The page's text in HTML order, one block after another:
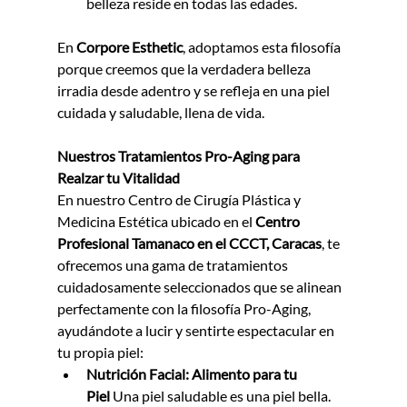
belleza reside en todas las edades.
En Corpore Esthetic, adoptamos esta filosofía
porque creemos que la verdadera belleza
irradia desde adentro y se refleja en una piel
cuidada y saludable, llena de vida.
Nuestros Tratamientos Pro-Aging para
Realzar tu Vitalidad
En nuestro Centro de Cirugía Plástica y
Medicina Estética ubicado en el Centro
Profesional Tamanaco en el CCCT, Caracas, te
ofrecemos una gama de tratamientos
cuidadosamente seleccionados que se alinean
perfectamente con la filosofía Pro-Aging,
ayudándote a lucir y sentirte espectacular en
tu propia piel:
Nutrición Facial: Alimento para tu
Piel Una piel saludable es una piel bella.